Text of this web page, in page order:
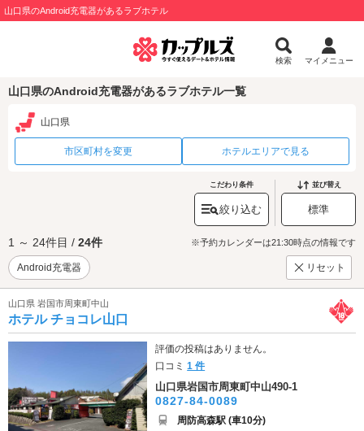
山口県のAndroid充電器があるラブホテル
検索 マイメニュー
山口県のAndroid充電器があるラブホテル一覧
山口県
市区町村を変更 ホテルエリアで見る
こだわり条件
絞り込む
並び替え
標準
1 ～ 24件目 / 24件 ※予約カレンダーは21:30時点の情報です
Android充電器 リセット
山口県 岩国市周東町中山
ホテル チョコレ山口
評価の投稿はありません。
口コミ1 件
山口県岩国市周東町中山490-1
0827-84-0089
周防高森駅 (車10分)